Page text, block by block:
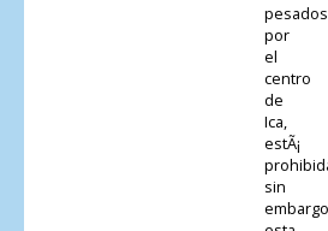
pesados
por
el
centro
de
Ica,
estÃ¡
sin